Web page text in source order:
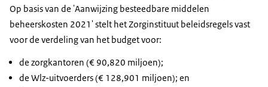
Op basis van de 'Aanwijzing besteedbare middelen
beheerskosten 2021' stelt het Zorginstituut beleidsregels vast
voor de verdeling van het budget voor:
de zorgkantoren (€ 90,820 miljoen);
de Wlz-uitvoerders (€ 128,901 miljoen); en